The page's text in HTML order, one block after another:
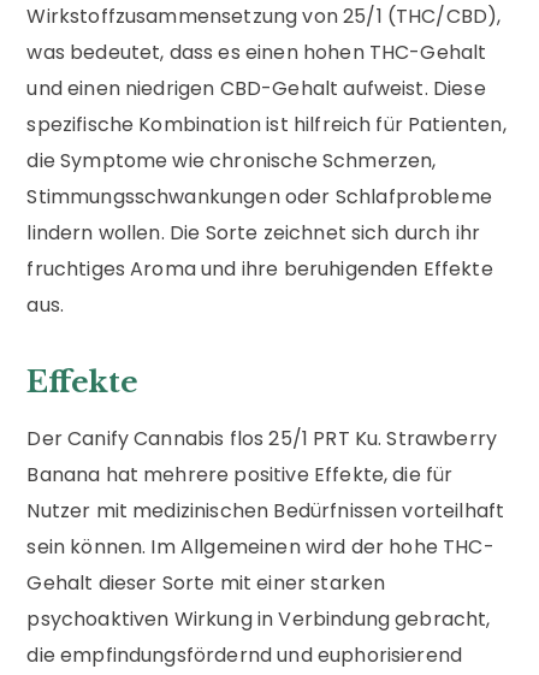
Wirkstoffzusammensetzung von 25/1 (THC/CBD),
was bedeutet, dass es einen hohen THC-Gehalt
und einen niedrigen CBD-Gehalt aufweist. Diese
spezifische Kombination ist hilfreich für Patienten,
die Symptome wie chronische Schmerzen,
Stimmungsschwankungen oder Schlafprobleme
lindern wollen. Die Sorte zeichnet sich durch ihr
fruchtiges Aroma und ihre beruhigenden Effekte
aus.
Effekte
Der Canify Cannabis flos 25/1 PRT Ku. Strawberry
Banana hat mehrere positive Effekte, die für
Nutzer mit medizinischen Bedürfnissen vorteilhaft
sein können. Im Allgemeinen wird der hohe THC-
Gehalt dieser Sorte mit einer starken
psychoaktiven Wirkung in Verbindung gebracht,
die empfindungsfördernd und euphorisierend